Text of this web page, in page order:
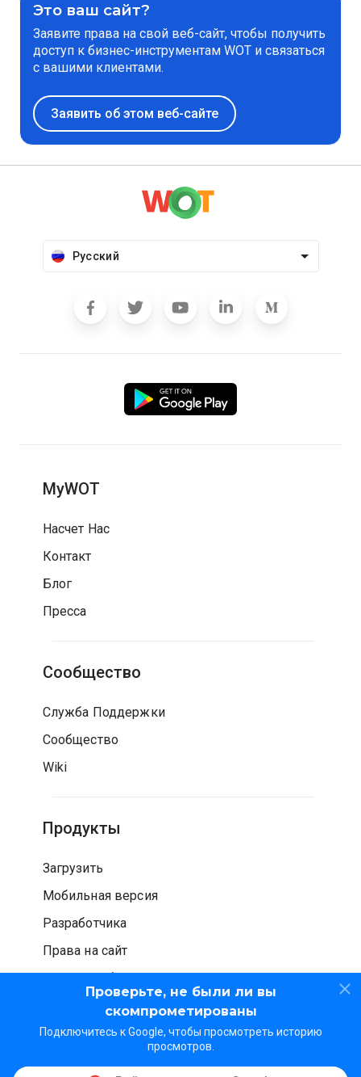
Проверьте, не были ли вы
скомпрометированы
Подключитесь к Google, чтобы просмотреть историю
просмотров.
Это ваш сайт?
Заявите права на свой веб-сайт, чтобы получить
доступ к бизнес-инструментам WOT и связаться
с вашими клиентами.
Заявить об этом веб-сайте
Русский
MyWOT
Насчет Нас
Контакт
Блог
Пресса
Сообщество
Служба Поддержки
Сообщество
Wiki
Продукты
Загрузить
Мобильная версия
Разработчика
Права на сайт
Проверка безопасности